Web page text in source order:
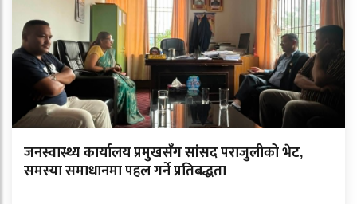
जनस्वास्थ्य कार्यालय प्रमुखसँग सांसद पराजुलीको भेट,
समस्या समाधानमा पहल गर्ने प्रतिबद्धता